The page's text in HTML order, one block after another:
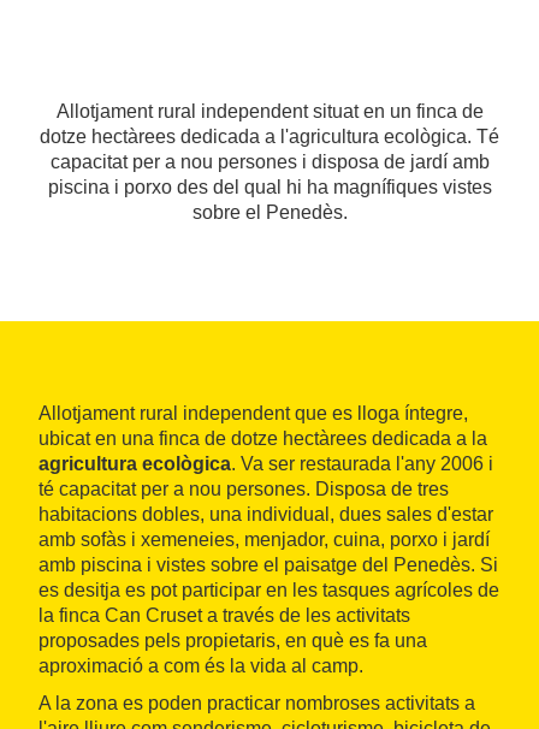
Allotjament rural independent situat en un finca de
dotze hectàrees dedicada a l'agricultura ecològica. Té
capacitat per a nou persones i disposa de jardí amb
piscina i porxo des del qual hi ha magnífiques vistes
sobre el Penedès.
Allotjament rural independent que es lloga íntegre,
ubicat en una finca de dotze hectàrees dedicada a la
agricultura ecològica. Va ser restaurada l'any 2006 i
té capacitat per a nou persones. Disposa de tres
habitacions dobles, una individual, dues sales d'estar
amb sofàs i xemeneies, menjador, cuina, porxo i jardí
amb piscina i vistes sobre el paisatge del Penedès. Si
es desitja es pot participar en les tasques agrícoles de
la finca Can Cruset a través de les activitats
proposades pels propietaris, en què es fa una
aproximació a com és la vida al camp.
A la zona es poden practicar nombroses activitats a